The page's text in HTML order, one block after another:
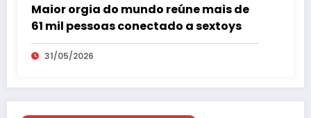
Maior orgia do mundo reúne mais de
61 mil pessoas conectado a sextoys
31/05/2026